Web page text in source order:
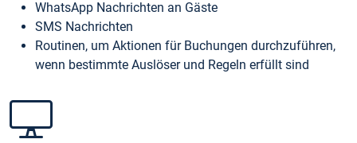
WhatsApp Nachrichten an Gäste
SMS Nachrichten
Routinen, um Aktionen für Buchungen durchzuführen,
wenn bestimmte Auslöser und Regeln erfüllt sind